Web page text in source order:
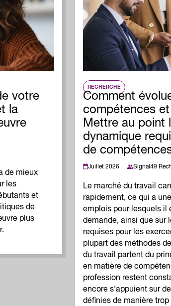
Intelligence Artificielle
Compétences de futures
Microcertifications
Information sur le marché du travail
Innovation et mise à l’échelle
Secteurs
Services de
Formation
Infolettres
votre
la
de mieux
les
et
de
plus
RECHERCHE
Comment
compétences
Mettre au point
dynamique
de
Juillet 2026 Signal49
Le marché du travail
rapidement, ce qui a
emplois pour lesquels il
demande, ainsi que sur
requises pour les
plupart des méthodes
du travail partent du
en matière de
profession restent
encore s’appuient sur
définies de manière